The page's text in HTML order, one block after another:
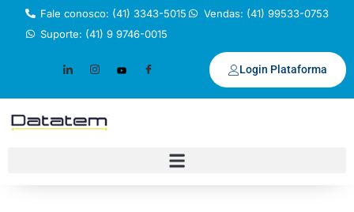
Fale conosco: (41) 3343-5015
Vendas: (41) 99533-0753
Suporte: (41) 9 9746-0015
Login Plataforma